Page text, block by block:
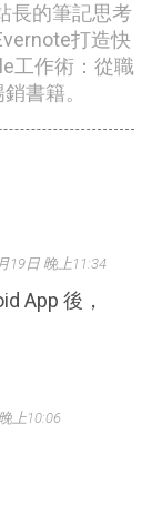
長的筆記思考
打造快
工作術：從職
書籍。
19日 晚上11:34
App 後，
上10:06